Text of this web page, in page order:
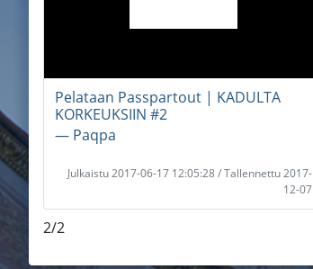
Pelataan Passpartout | KADULTA
KORKEUKSIIN #2
― Paqpa
Julkaistu 2017-06-17 12:05:28 / Tallennettu 2017-
12-07
2/2